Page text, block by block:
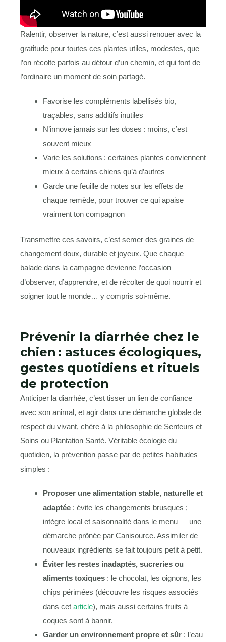
Ralentir, observer la nature, c’est aussi renouer avec la
gratitude pour toutes ces plantes utiles, modestes, que
l’on récolte parfois au détour d’un chemin, et qui font de
l’ordinaire un moment de soin partagé.
Favorise les compléments labellisés bio,
traçables, sans additifs inutiles
N’innove jamais sur les doses : moins, c’est
souvent mieux
Varie les solutions : certaines plantes conviennent
mieux à certains chiens qu’à d’autres
Garde une feuille de notes sur les effets de
chaque remède, pour trouver ce qui apaise
vraiment ton compagnon
Transmettre ces savoirs, c’est semer des graines de
changement doux, durable et joyeux. Que chaque
balade dans la campagne devienne l’occasion
d’observer, d’apprendre, et de récolter de quoi nourrir et
soigner tout le monde… y compris soi-même.
Prévenir la diarrhée chez le
chien : astuces écologiques,
gestes quotidiens et rituels
de protection
Anticiper la diarrhée, c’est tisser un lien de confiance
avec son animal, et agir dans une démarche globale de
respect du vivant, chère à la philosophie de Senteurs et
Soins ou Plantation Santé. Véritable écologie du
quotidien, la prévention passe par de petites habitudes
simples :
Proposer une alimentation stable, naturelle et
adaptée : évite les changements brusques ;
intègre local et saisonnalité dans le menu — une
démarche prônée par Canisource. Assimiler de
nouveaux ingrédients se fait toujours petit à petit.
Éviter les restes inadaptés, sucreries ou
aliments toxiques : le chocolat, les oignons, les
chips périmées (découvre les risques associés
dans cet article), mais aussi certains fruits à
coques sont à bannir.
Garder un environnement propre et sûr : l’eau